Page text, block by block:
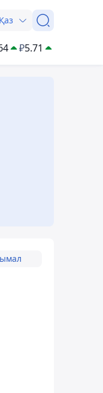
Қаз
₽5.71